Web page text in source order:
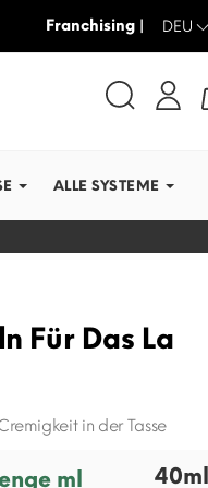
-30% +
Franchising | DEU
ALLE SYSTEME
Für Das La
in der Tasse
ml 40ml